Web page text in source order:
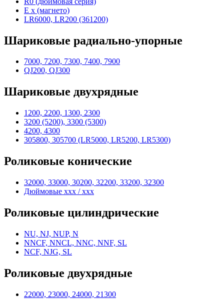
E x (магнето)
LR6000, LR200 (361200)
Шариковые радиально-упорные
7000, 7200, 7300, 7400, 7900
QJ200, QJ300
Шариковые двухрядные
1200, 2200, 1300, 2300
3200 (5200), 3300 (5300)
4200, 4300
305800, 305700 (LR5000, LR5200, LR5300)
Роликовые конические
32000, 33000, 30200, 32200, 33200, 32300
Дюймовые xxx / xxx
Роликовые цилиндрические
NU, NJ, NUP, N
NNCF, NNCL, NNC, NNF, SL
NCF, NJG, SL
Роликовые двухрядные
22000, 23000, 24000, 21300